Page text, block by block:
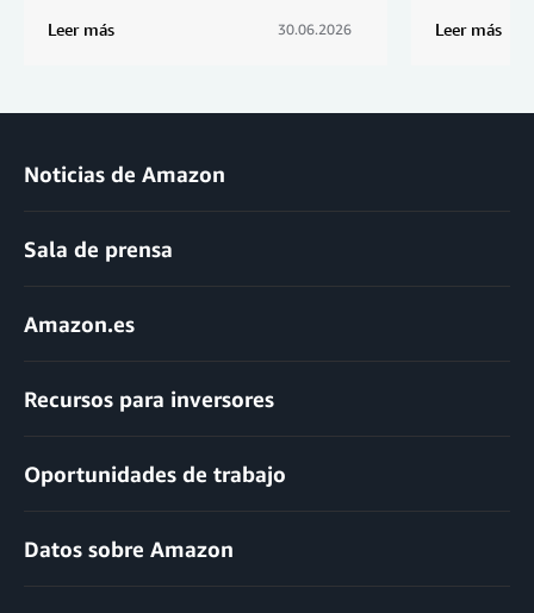
Leer más 30.06.2026 Leer más
Noticias de Amazon
Sala de prensa
Amazon.es
Recursos para inversores
Oportunidades de trabajo
Datos sobre Amazon